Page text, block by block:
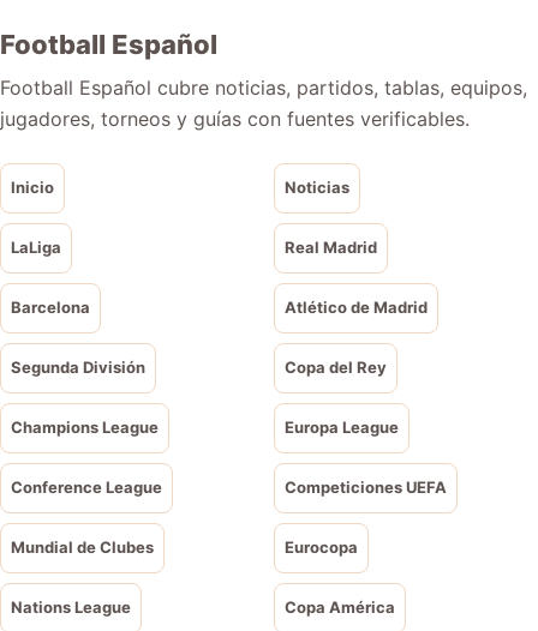
Football Español
Football Español cubre noticias, partidos, tablas, equipos,
jugadores, torneos y guías con fuentes verificables.
Inicio Noticias
LaLiga Real Madrid
Barcelona Atlético de Madrid
Segunda División Copa del Rey
Champions League Europa League
Conference League Competiciones UEFA
Mundial de Clubes Eurocopa
Nations League Copa América